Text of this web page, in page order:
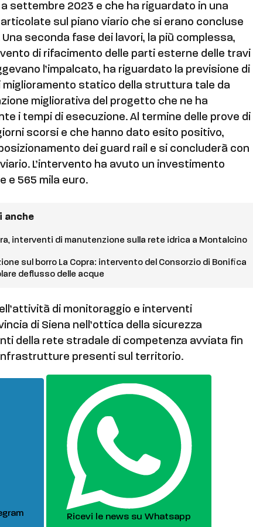
settembre 2023 e che ha riguardato in una
sul piano viario che si erano concluse
seconda fase dei lavori, la più complessa,
di rifacimento delle parti esterne delle travi
l’impalcato, ha riguardato la previsione di
miglioramento statico della struttura tale da
migliorativa del progetto che ne ha
i tempi di esecuzione. Al termine delle prove di
scorsi e che hanno dato esito positivo,
dei guard rail e si concluderà con
L’intervento ha avuto un investimento
e 565 mila euro.
anche
interventi di manutenzione sulla rete idrica a Montalcino
sul borro La Copra: intervento del Consorzio di Bonifica
deflusso delle acque
di monitoraggio e interventi
di Siena nell’ottica della sicurezza
della rete stradale di competenza avviata fin
presenti sul territorio.
Ricevi le news su Whatsapp